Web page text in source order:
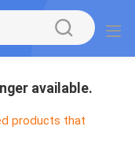
available.
products that